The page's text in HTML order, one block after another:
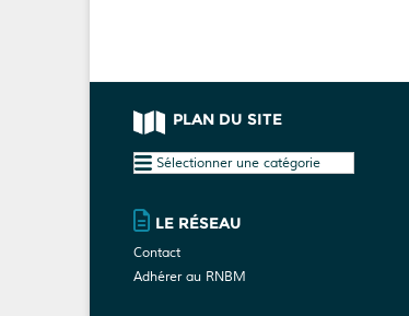
PLAN DU SITE
Plan
site
LE RÉSEAU
Contact
Adhérer au RNBM